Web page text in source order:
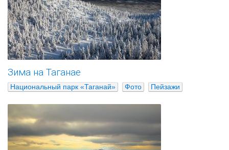
Зима на Таганае
Национальный парк «Таганай» Фото Пейзажи